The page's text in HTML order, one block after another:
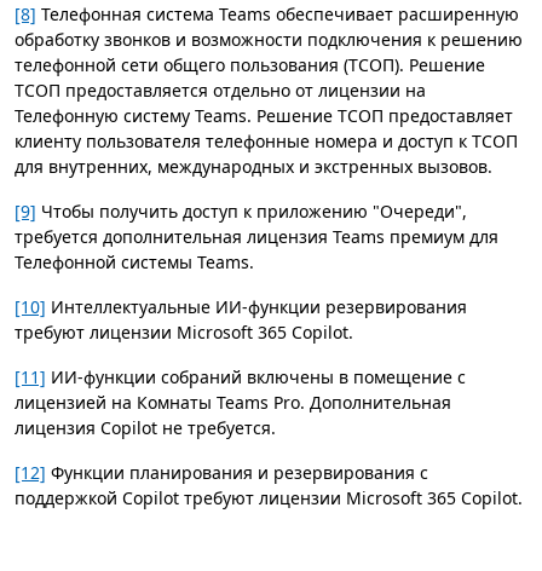
[8] Телефонная система Teams обеспечивает расширенную
обработку звонков и возможности подключения к решению
телефонной сети общего пользования (ТСОП). Решение
ТСОП предоставляется отдельно от лицензии на
Телефонную систему Teams. Решение ТСОП предоставляет
клиенту пользователя телефонные номера и доступ к ТСОП
для внутренних, международных и экстренных вызовов.
[9] Чтобы получить доступ к приложению "Очереди",
требуется дополнительная лицензия Teams премиум для
Телефонной системы Teams.
[10] Интеллектуальные ИИ-функции резервирования
требуют лицензии Microsoft 365 Copilot.
[11] ИИ-функции собраний включены в помещение с
лицензией на Комнаты Teams Pro. Дополнительная
лицензия Copilot не требуется.
[12] Функции планирования и резервирования с
поддержкой Copilot требуют лицензии Microsoft 365 Copilot.